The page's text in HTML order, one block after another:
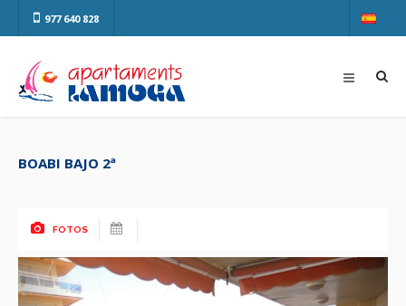
977 640 828
BOABI BAJO 2ª
FOTOS
Previous Next